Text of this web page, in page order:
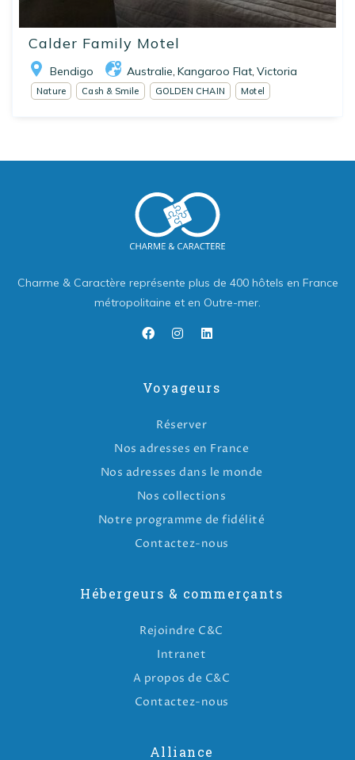
Calder Family Motel
Bendigo Australie, Kangaroo Flat, Victoria
Nature Cash & Smile GOLDEN CHAIN Motel
Charme & Caractère représente plus de 400 hôtels en France
métropolitaine et en Outre-mer.
Voyageurs
Réserver
Nos adresses en France
Nos adresses dans le monde
Nos collections
Notre programme de fidélité
Contactez-nous
Hébergeurs & commerçants
Rejoindre C&C
Intranet
A propos de C&C
Contactez-nous
Alliance